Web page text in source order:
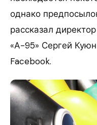
однако
рассказал
«А-95» Сергей
Facebook.